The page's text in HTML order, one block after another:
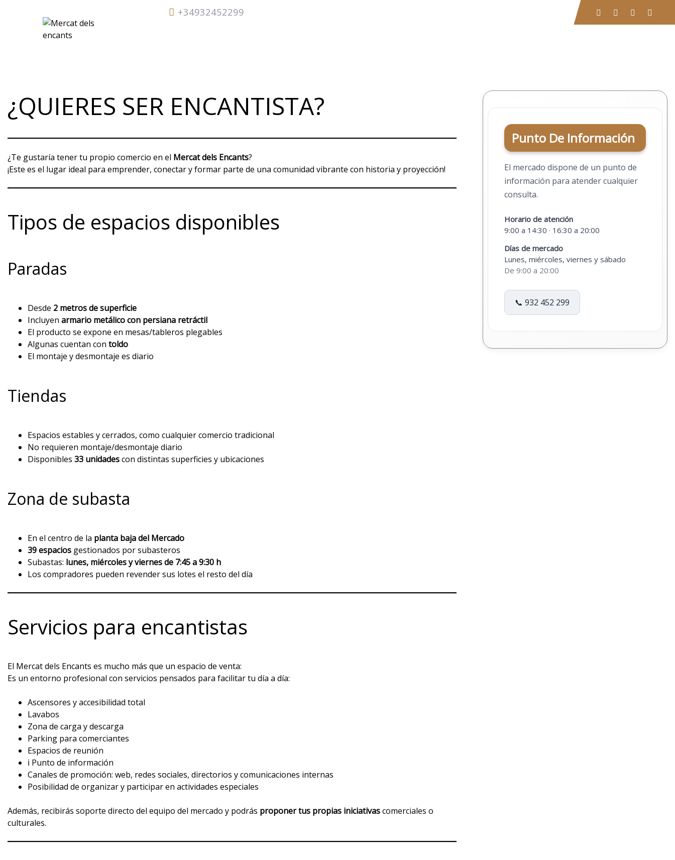
+34932452299
¿QUIERES SER ENCANTISTA?
¿Te gustaría tener tu propio comercio en el Mercat dels Encants?
¡Este es el lugar ideal para emprender, conectar y formar parte de una comunidad vibrante con historia y proyección!
Tipos de espacios disponibles
Paradas
Desde 2 metros de superficie
Incluyen armario metálico con persiana retráctil
El producto se expone en mesas/tableros plegables
Algunas cuentan con toldo
El montaje y desmontaje es diario
Tiendas
Espacios estables y cerrados, como cualquier comercio tradicional
No requieren montaje/desmontaje diario
Disponibles 33 unidadescon distintas superficies y ubicaciones
Zona de subasta
En el centro de la planta baja del Mercado
39 espacios gestionados por subasteros
Subastas: lunes, miércoles y viernes de 7:45 a 9:30 h
Los compradores pueden revender sus lotes el resto del día
Servicios para encantistas
El Mercat dels Encants es mucho más que un espacio de venta:
Es un entorno profesional con servicios pensados para facilitar tu día a día:
Ascensores y accesibilidad total
Lavabos
Zona de carga y descarga
Parking para comerciantes
Espacios de reunión
ℹ️ Punto de información
Canales de promoción: web, redes sociales, directorios y comunicaciones internas
Posibilidad de organizar y participar en actividades especiales
Además, recibirás soporte directo del equipo del mercado y podrás proponer tus propias iniciativascomerciales o
culturales.
Punto De Información
El mercado dispone de un punto de
información para atender cualquier
consulta.
Horario de atención
9:00 a 14:30 · 16:30 a 20:00
Días de mercado
Lunes, miércoles, viernes y sábado
De 9:00 a 20:00
📞 932 452 299